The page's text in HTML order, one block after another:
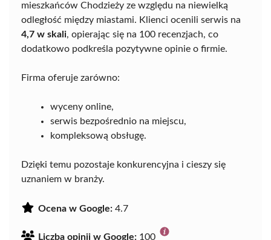
mieszkańców Chodzieży ze względu na niewielką
odległość między miastami. Klienci ocenili serwis na
4,7 w skali, opierając się na 100 recenzjach, co
dodatkowo podkreśla pozytywne opinie o firmie.
Firma oferuje zarówno:
wyceny online,
serwis bezpośrednio na miejscu,
kompleksową obsługę.
Dzięki temu pozostaje konkurencyjna i cieszy się
uznaniem w branży.
Ocena w Google: 4.7
Liczba opinii w Google: 100